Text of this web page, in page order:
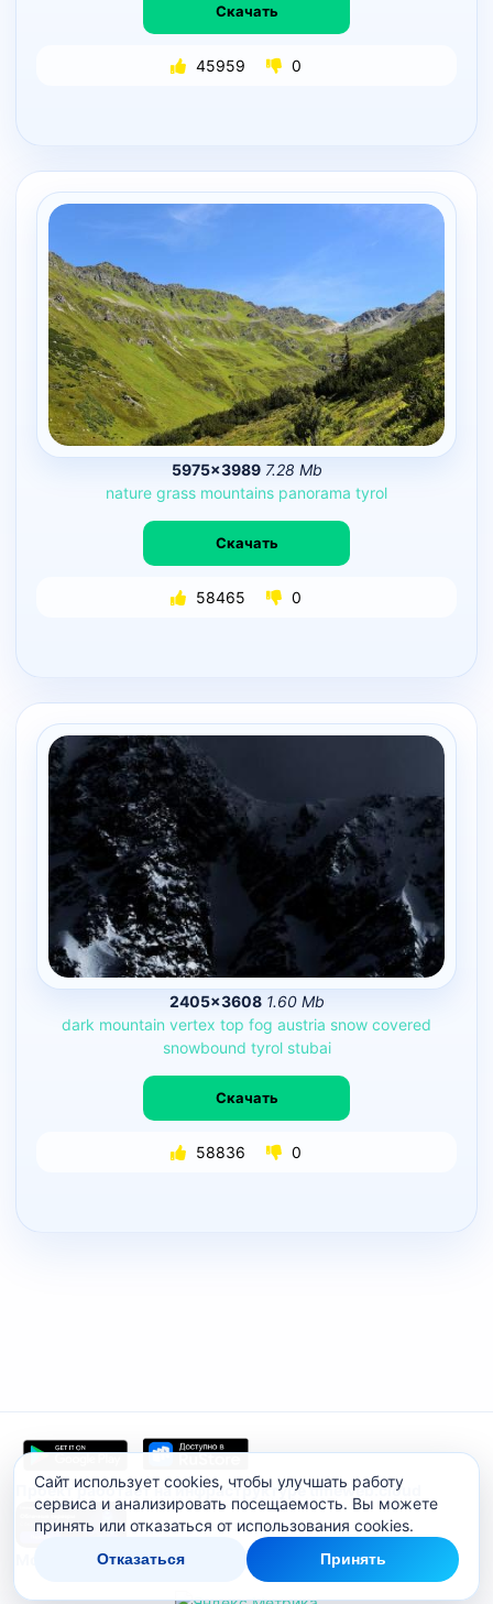
Скачать
45959 0
5975×3989 7.28 Mb
nature grass mountains panorama tyrol
Скачать
58465 0
2405×3608 1.60 Mb
dark mountain vertex top fog austria snow covered
snowbound tyrol stubai
Скачать
58836 0
Проект работает на инфраструктуре timeweb.cloud
Мобильное приложение
Сайт использует cookies, чтобы улучшать работу
сервиса и анализировать посещаемость. Вы можете
принять или отказаться от использования cookies.
Отказаться Принять